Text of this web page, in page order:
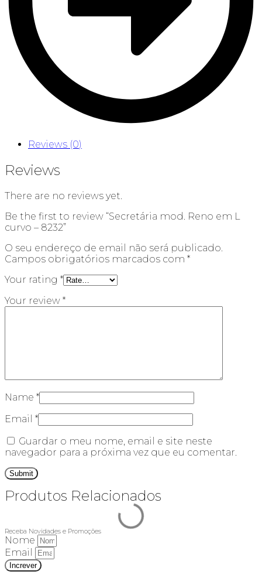
Reviews (0)
Reviews
There are no reviews yet.
Be the first to review “Secretária mod. Reno em L
curvo – 8232”
O seu endereço de email não será publicado.
Campos obrigatórios marcados com *
Your rating *
Your review *
Name *
Email *
Guardar o meu nome, email e site neste
navegador para a próxima vez que eu comentar.
Produtos Relacionados
Receba Novidades e Promoções
Nome
Email
Increver